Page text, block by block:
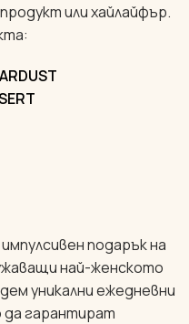
или хайлайфър.
подарък на
най-женското
уникални ежедневни
да гарантират